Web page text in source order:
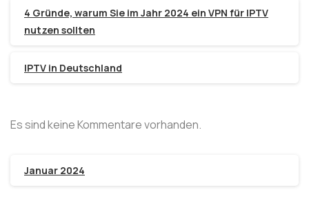
4 Gründe, warum Sie im Jahr 2024 ein VPN für IPTV
nutzen sollten
IPTV in Deutschland
Es sind keine Kommentare vorhanden.
Januar 2024